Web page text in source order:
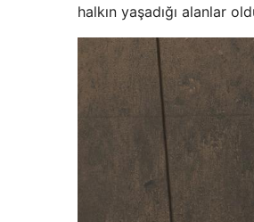
halkın yaşadığı alanlar